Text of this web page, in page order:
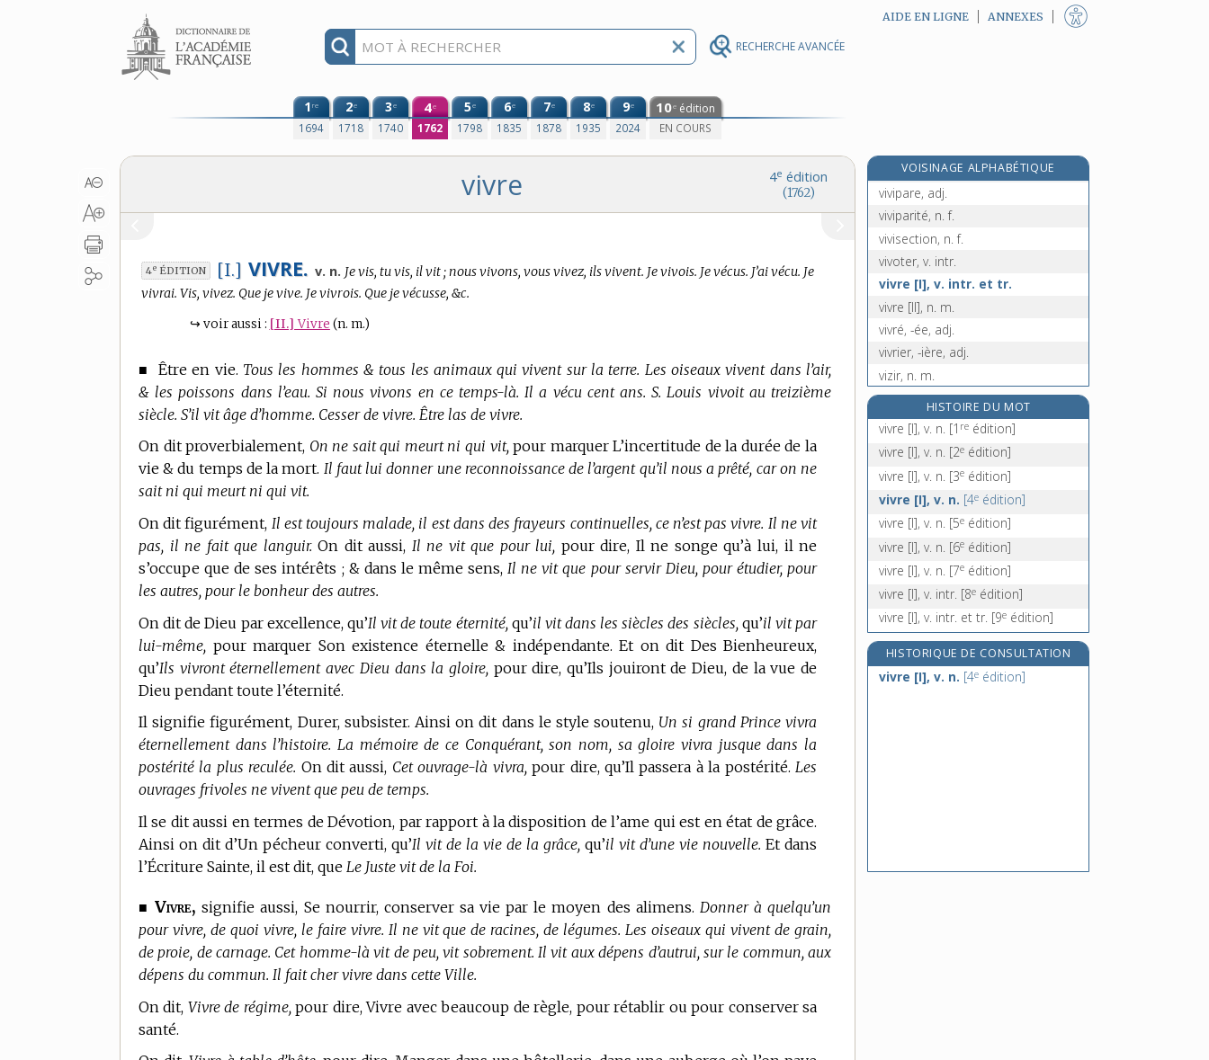
RECHERCHE AVANCÉE
Aller au contenu AIDE EN LIGNE ANNEXES
1re
1694
2e
1718
3e
1740
4e
1762
5e
1798
6e
1835
7e
1878
8e
1935
9e
2024
10e édition
EN COURS
4e édition
(1762)
vivre
4e ÉDITION [I.] VIVRE. v. n. Conjugaison
:
Je vis, tu vis, il vit ; nous vivons, vous vivez, ils vivent. Je vivois. Je vécus. J’ai vécu. Je
vivrai. Vis, vivez. Que je vive. Je vivrois. Que je vécusse, &c.
↪ voir aussi : [II.] Vivre (n. m.)
■ Être en vie. Tous les hommes & tous les animaux qui vivent sur la terre. Les oiseaux vivent dans l’air,
& les poissons dans l’eau. Si nous vivons en ce temps-là. Il a vécu cent ans. S. Louis vivoit au treizième
siècle. S’il vit âge d’homme. Cesser de vivre. Être las de vivre.
On dit proverbialement, On ne sait qui meurt ni qui vit,pour marquer L’incertitude de la durée de la
vie & du temps de la mort. Il faut lui donner une reconnoissance de l’argent qu’il nous a prêté, car on ne
sait ni qui meurt ni qui vit.
On dit figurément, Il est toujours malade, il est dans des frayeurs continuelles, ce n’est pas vivre. Il ne vit
pas, il ne fait que languir.On dit aussi, Il ne vit que pour lui, pour dire, Il ne songe qu’à lui, il ne
s’occupe que de ses intérêts ; & dans le même sens, Il ne vit que pour servir Dieu, pour étudier, pour
les autres, pour le bonheur des autres.
On dit de Dieu par excellence, qu’Il vit de toute éternité, qu’il vit dans les siècles des siècles, qu’il vit par
lui-même, pour marquer Son existence éternelle & indépendante. Et on dit Des Bienheureux,
qu’Ils vivront éternellement avec Dieu dans la gloire, pour dire, qu’Ils jouiront de Dieu, de la vue de
Dieu pendant toute l’éternité.
Il signifie figurément, Durer, subsister. Ainsi on dit dans le style soutenu, Un si grand Prince vivra
éternellement dans l’histoire. La mémoire de ce Conquérant, son nom, sa gloire vivra jusque dans la
postérité la plus reculée. On dit aussi, Cet ouvrage-là vivra,pour dire, qu’Il passera à la postérité.Les
ouvrages frivoles ne vivent que peu de temps.
Il se dit aussi entermes de Dévotion, par rapport à la disposition de l’ame qui est en état de grâce.
Ainsi on dit d’Un pécheur converti, qu’Il vit de la vie de la grâce, qu’il vit d’une vie nouvelle. Et dans
l’Écriture Sainte, il est dit, que Le Juste vit de la Foi.
■Vivre, signifie aussi, Se nourrir, conserver sa vie par le moyen des alimens. Donner à quelqu’un
pour vivre, de quoi vivre, le faire vivre. Il ne vit que de racines, de légumes. Les oiseaux qui vivent de grain,
de proie, de carnage. Cet homme-là vit de peu, vit sobrement. Il vit aux dépens d’autrui, sur le commun, aux
dépens du commun. Il fait cher vivre dans cette Ville.
On dit, Vivre de régime, pour dire, Vivre avec beaucoup de règle, pour rétablir ou pour conserver sa
santé.
VOISINAGE ALPHABÉTIQUE
vivifique, adj.[7 édition]
vivipare, adj.
viviparité, n. f.
vivisection, n. f.
vivoter, v. intr.
vivre [I], v. intr. et tr.
vivre [II], n. m.
vivré, -ée, adj.
vivrier, -ière, adj.
vizir, n. m.
vizirat, n. m.
vlan !, interj.
V.M., abrév.
HISTOIRE DU MOT
vivre [I], v. n. [1 re édition]
vivre [I], v. n. [2e édition]
vivre [I], v. n. [3e édition]
vivre [I], v. n. [4e édition]
vivre [I], v. n. [5e édition]
vivre [I], v. n. [6e édition]
vivre [I], v. n. [7e édition]
vivre [I], v. intr. [8e édition]
vivre [I], v. intr. et tr. [9e édition]
HISTORIQUE DE CONSULTATION
vivre [I], v. n. [4e édition]